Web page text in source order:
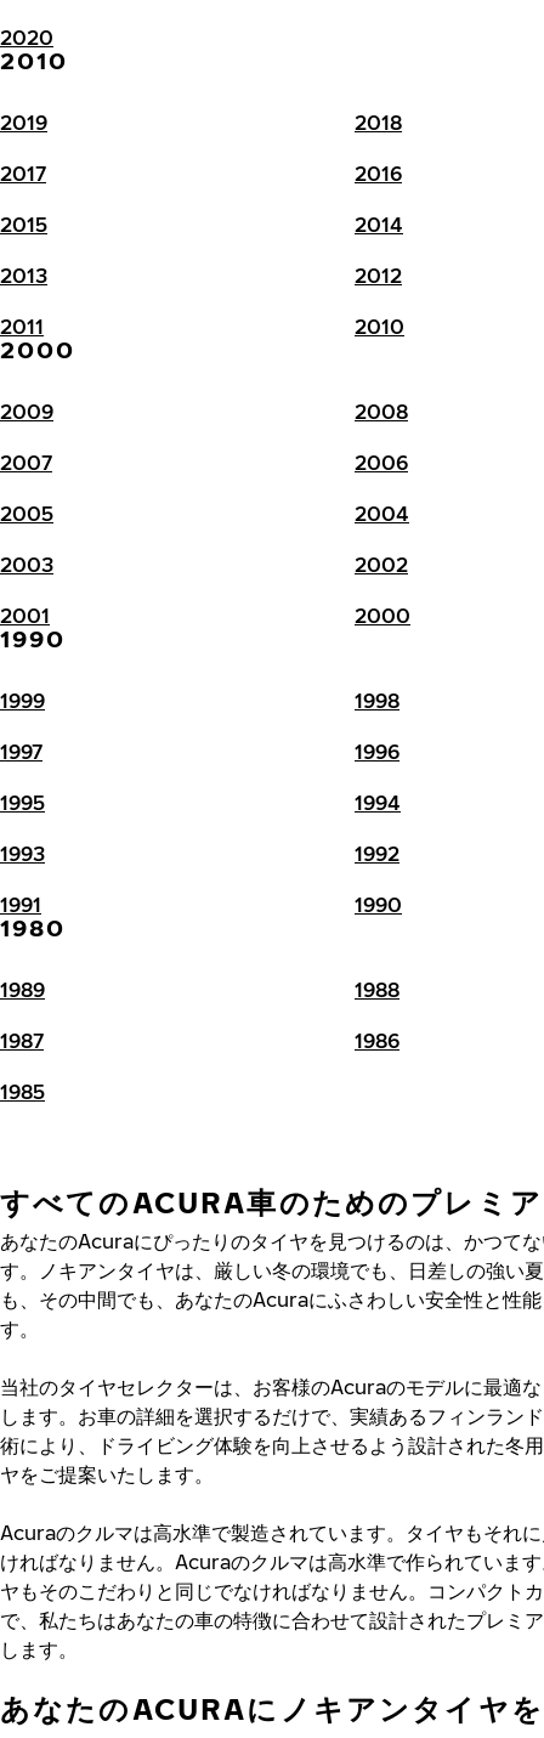
2020
2010
2019 2018
2017 2016
2015 2014
2013 2012
2011 2010
2000
2009 2008
2007 2006
2005 2004
2003 2002
2001 2000
1990
1999 1998
1997 1996
1995 1994
1993 1992
1991 1990
1980
1989 1988
1987 1986
1985
すべてのACURA車のためのプレミ
あなたのAcuraにぴったりのタイヤを見つけるのは、かつて
す。ノキアンタイヤは、厳しい冬の環境でも、日差しの強い
も、その中間でも、あなたのAcuraにふさわしい安全性と性
す。
当社のタイヤセレクターは、お客様のAcuraのモデルに最適
します。お車の詳細を選択するだけで、実績あるフィンラン
術により、ドライビング体験を向上させるよう設計された冬
ヤをご提案いたします。
Acuraのクルマは高水準で製造されています。タイヤもそれ
ければなりません。Acuraのクルマは高水準で作られていま
ヤもそのこだわりと同じでなければなりません。コンパクト
で、私たちはあなたの車の特徴に合わせて設計されたプレミ
します。
あなたのACURAにノキアンタイヤ